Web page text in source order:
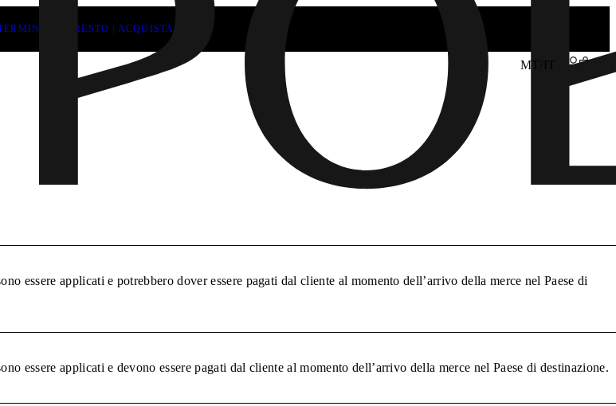
PRESTO | ACQUISTA ORA
MT/IT
essere applicati e potrebbero dover essere pagati dal cliente al momento dell’arrivo della merce nel Paese di
essere applicati e devono essere pagati dal cliente al momento dell’arrivo della merce nel Paese di destinazione.